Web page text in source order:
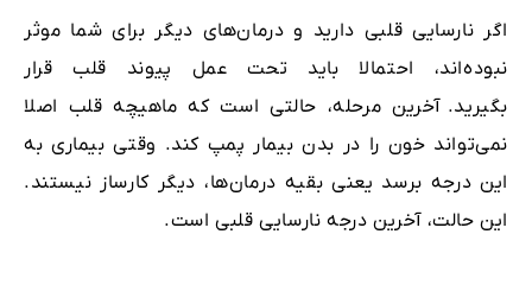
اگر نارسایی قلبی دارید و درمان‌های دیگر برای شما موثر
نبوده‌اند، احتمالا باید تحت عمل پیوند قلب قرار
بگیرید. آخرین مرحله، حالتی است که ماهیچه قلب اصلا
نمی‌تواند خون را در بدن بیمار پمپ کند. وقتی بیماری به
این درجه برسد یعنی بقیه درمان‌ها، دیگر کارساز نیستند.
این حالت، آخرین درجه نارسایی قلبی است.